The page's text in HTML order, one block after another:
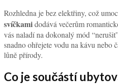
Rozhledna je bez elektřiny, což
svíčkamidodává večerům
vás naladí na dokonalý mód
snadno ohřejete vodu na kávu nebo
lůně přírody.
Co je součástí